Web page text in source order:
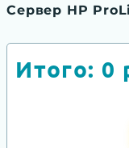
Сервер HP
Итого: 0